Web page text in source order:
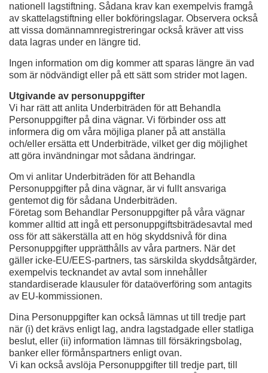
nationell lagstiftning. Sådana krav kan exempelvis framgå
av skattelagstiftning eller bokföringslagar. Observera också
att vissa domännamnregistreringar också kräver att viss
data lagras under en längre tid.
Ingen information om dig kommer att sparas längre än vad
som är nödvändigt eller på ett sätt som strider mot lagen.
Utgivande av personuppgifter
Vi har rätt att anlita Underbiträden för att Behandla
Personuppgifter på dina vägnar. Vi förbinder oss att
informera dig om våra möjliga planer på att anställa
och/eller ersätta ett Underbiträde, vilket ger dig möjlighet
att göra invändningar mot sådana ändringar.
Om vi anlitar Underbiträden för att Behandla
Personuppgifter på dina vägnar, är vi fullt ansvariga
gentemot dig för sådana Underbiträden.
Företag som Behandlar Personuppgifter på våra vägnar
kommer alltid att ingå ett personuppgiftsbiträdesavtal med
oss för att säkerställa att en hög skyddsnivå för dina
Personuppgifter upprätthålls av våra partners. När det
gäller icke-EU/EES-partners, tas särskilda skyddsåtgärder,
exempelvis tecknandet av avtal som innehåller
standardiserade klausuler för dataöverföring som antagits
av EU-kommissionen.
Dina Personuppgifter kan också lämnas ut till tredje part
när (i) det krävs enligt lag, andra lagstadgade eller statliga
beslut, eller (ii) information lämnas till försäkringsbolag,
banker eller förmånspartners enligt ovan.
Vi kan också avslöja Personuppgifter till tredje part, till